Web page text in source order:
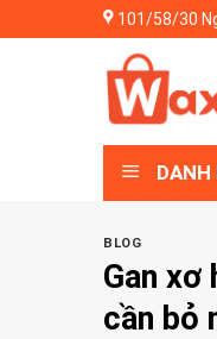
to
101/58/30
BLOG
Gan xơ
cần bỏ